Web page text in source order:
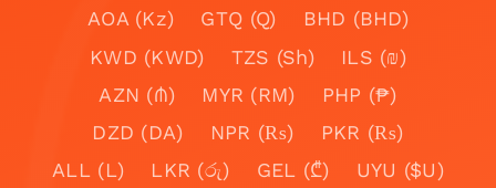
AOA (Kz)
GTQ (Q)
BHD (BHD)
KWD (KWD)
TZS (Sh)
ILS (₪)
AZN (₼)
MYR (RM)
PHP (₱)
DZD (DA)
NPR (₨)
PKR (₨)
ALL (L)
LKR (රු) GEL (₾)
UYU ($U)